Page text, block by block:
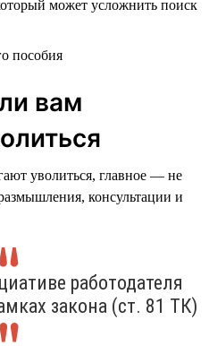
может усложнить поиск
пособия
вам
уволиться, главное — не
консультации и
работодателя
закона (ст. 81 ТК)